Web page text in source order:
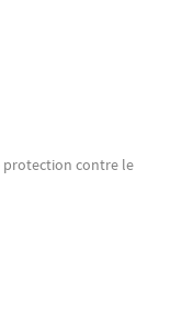
protection contre le